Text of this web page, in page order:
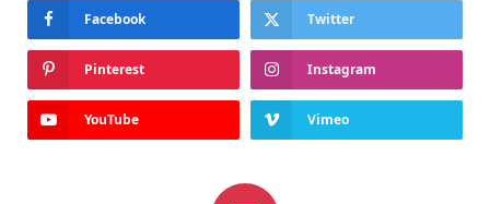
Facebook Twitter
Pinterest Instagram
YouTube Vimeo